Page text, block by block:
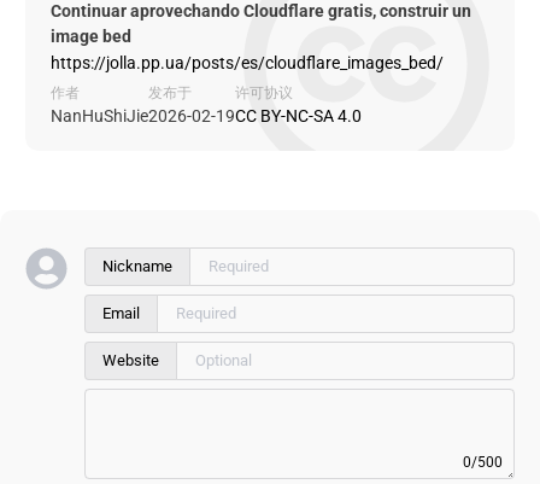
Continuar aprovechando Cloudflare gratis, construir un
image bed
https://jolla.pp.ua/posts/es/cloudflare_images_bed/
作者
NanHuShiJie
发布于
2026-02-19
许可协议
CC BY-NC-SA 4.0
Nickname
Email
Website
0/500